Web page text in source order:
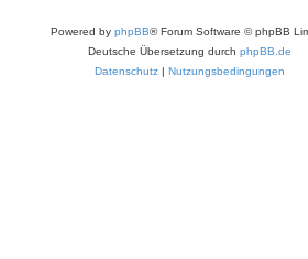
Powered by phpBB® Forum Software © phpBB
Deutsche Übersetzung durch phpBB.de
Datenschutz | Nutzungsbedingungen